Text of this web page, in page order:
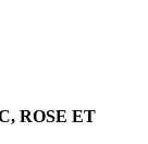
ROSE ET